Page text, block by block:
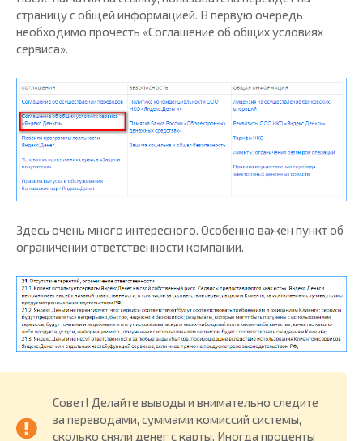
страницу с общей информацией. В первую очередь
необходимо прочесть «Соглашение об общих условиях
сервиса».
Здесь очень много интересного. Особенно важен пункт об
ограничении ответственности компании.
Совет! Делайте выводы и внимательно следите
за переводами, суммами комиссий системы,
сколько сняли денег с карты. Иногда проценты